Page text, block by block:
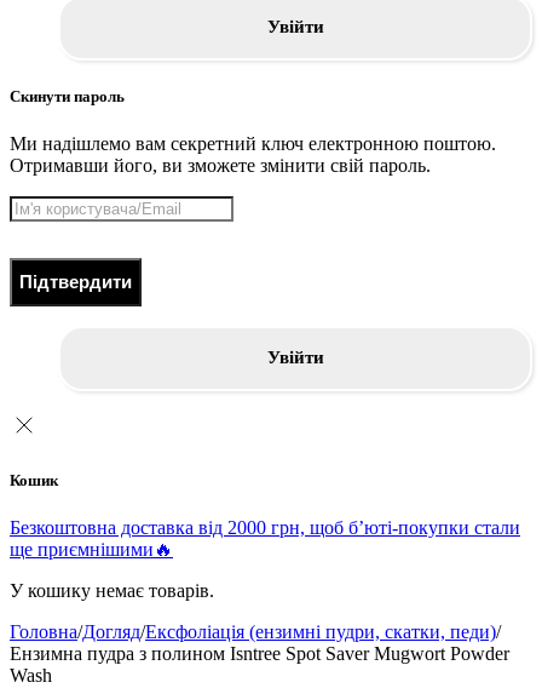
Увійти
Скинути пароль
Ми надішлемо вам секретний ключ електронною поштою.
Отримавши його, ви зможете змінити свій пароль.
Підтвердити
Увійти
Кошик
Безкоштовна доставка від 2000 грн, щоб б’юті-покупки стали
ще приємнішими🔥
У кошику немає товарів.
Головна/Догляд/Ексфоліація (ензимні пудри, скатки, педи)/
Ензимна пудра з полином Isntree Spot Saver Mugwort Powder
Wash